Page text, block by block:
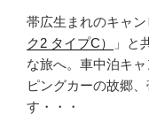
帯広生まれのキャ
ク2 タイプC）
」と
な旅へ。車中泊キ
ピングカーの故郷
す・・・